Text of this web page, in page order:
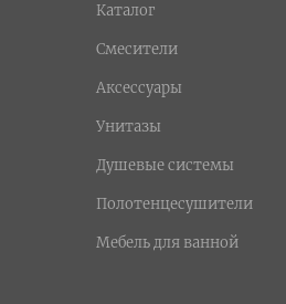
Каталог
Смесители
Аксессуары
Унитазы
Душевые системы
Полотенцесушители
Мебель для ванной